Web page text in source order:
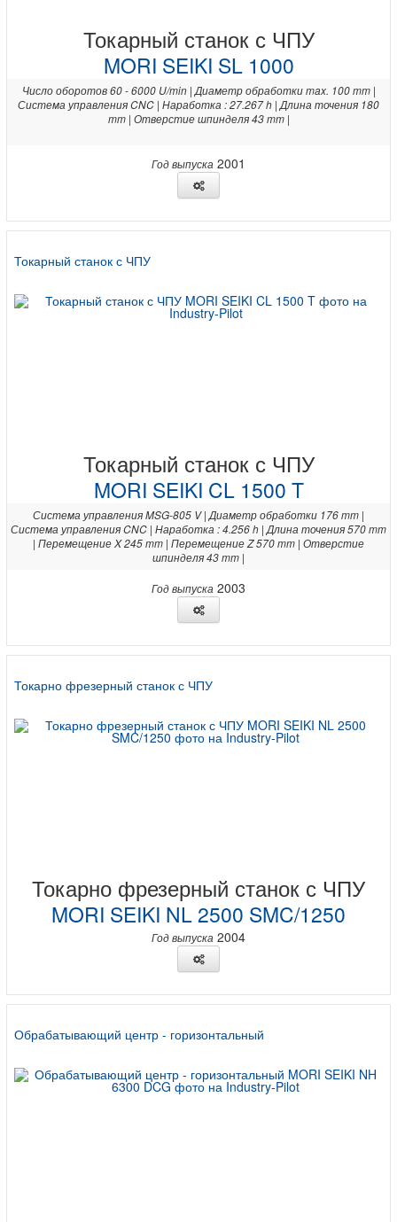
Токарный станок с ЧПУ
MORI SEIKI SL 1000
Число оборотов 60 - 6000 U/min | Диаметр обработки max. 100 mm |
Система управления CNC | Наработка : 27.267 h | Длина точения 180
mm | Отверстие шпинделя 43 mm |
Год выпуска 2001
Токарный станок с ЧПУ
Токарный станок с ЧПУ
MORI SEIKI CL 1500 T
Система управления MSG-805 V | Диаметр обработки 176 mm |
Система управления CNC | Наработка : 4.256 h | Длина точения 570 mm
| Перемещение X 245 mm | Перемещение Z 570 mm | Отверстие
шпинделя 43 mm |
Год выпуска 2003
Токарно фрезерный станок с ЧПУ
Токарно фрезерный станок с ЧПУ
MORI SEIKI NL 2500 SMC/1250
Год выпуска 2004
Обрабатывающий центр - горизонтальный